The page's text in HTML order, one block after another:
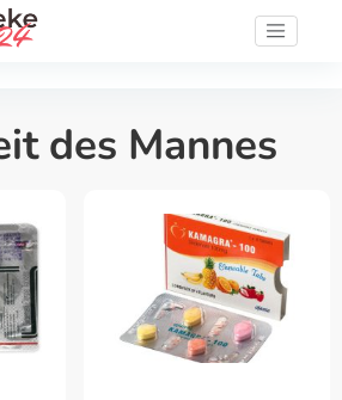
des Mannes